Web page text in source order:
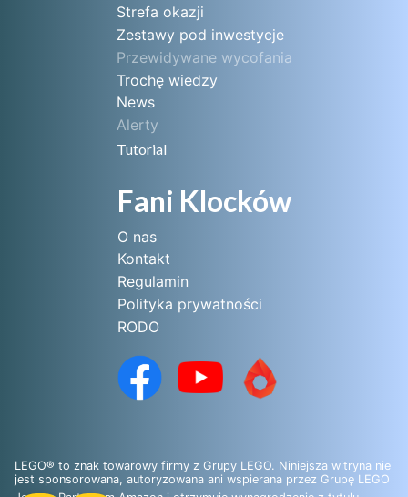
Strefa okazji
Zestawy pod inwestycje
Przewidywane wycofania
Trochę wiedzy
News
Alerty
Tutorial
Fani Klocków
O nas
Kontakt
Regulamin
Polityka prywatności
RODO
LEGO® to znak towarowy firmy z Grupy LEGO. Niniejsza witryna nie
jest sponsorowana, autoryzowana ani wspierana przez Grupę LEGO